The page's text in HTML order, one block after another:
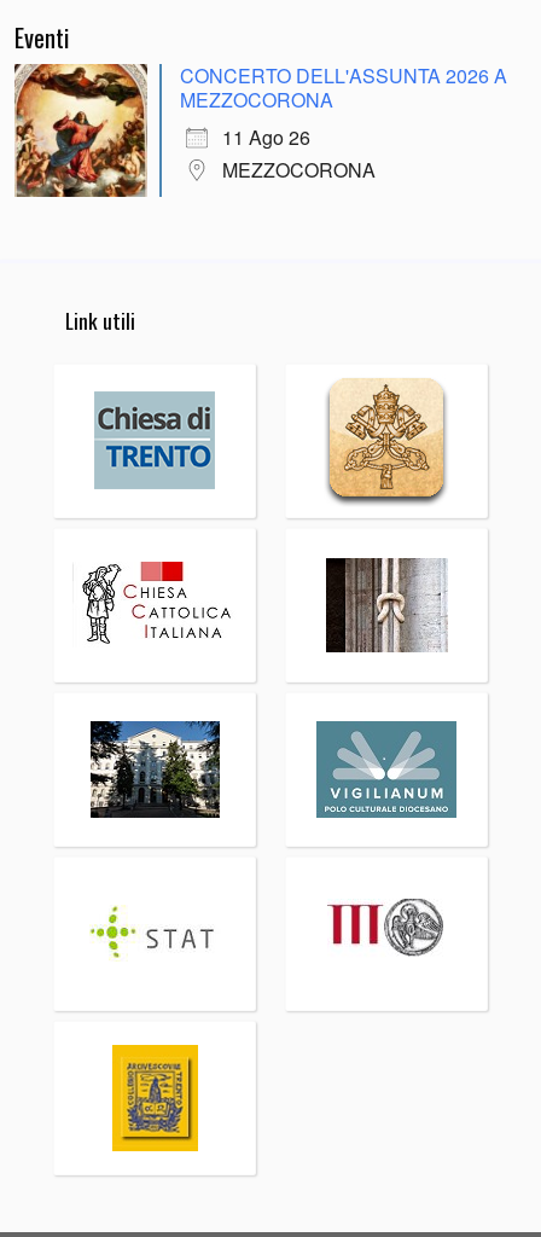
Eventi
CONCERTO DELL'ASSUNTA 2026 A
MEZZOCORONA
11 Ago 26
MEZZOCORONA
Link utili